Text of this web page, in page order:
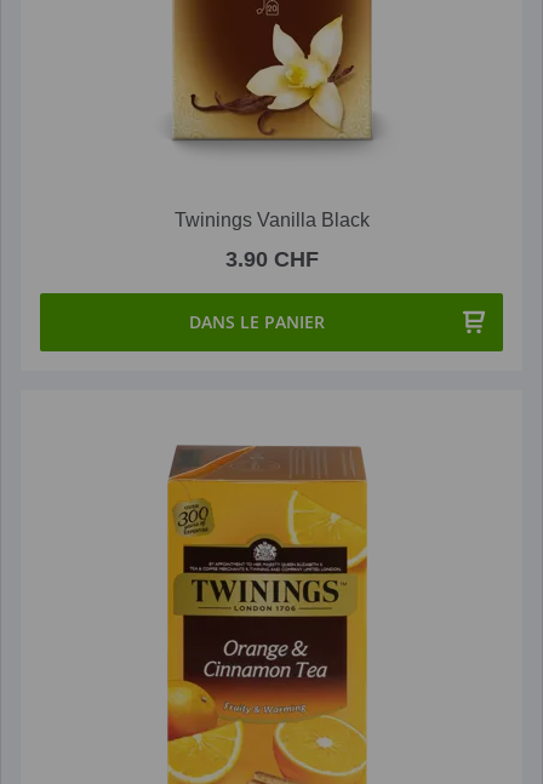
Twinings Vanilla Black
3.90 CHF
DANS LE PANIER